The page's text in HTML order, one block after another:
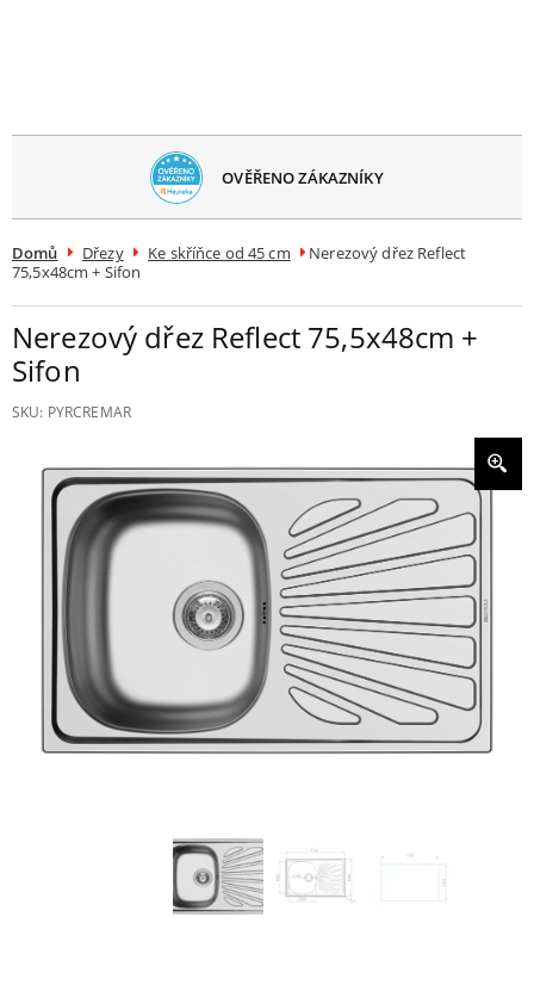
OVĚŘENO ZÁKAZNÍKY
Domů Dřezy Ke skříňce od 45 cm
Nerezový dřez Reflect
75,5x48cm + Sifon
Nerezový dřez Reflect 75,5x48cm +
Sifon
SKU: PYRCREMAR